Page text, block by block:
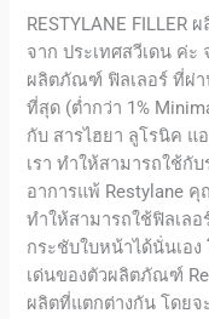
RESTYLANE
จาก ประเทศสวีเดน ค่ะ
ผลิตภัณฑ์ ฟิลเลอร์ ที่ผ่า
ที่สุด (ต่ำกว่า 1%
กับ สารไฮยา ลูโรนิค
เรา ทําให้สามารถใช้กั
อาการแพ้ Restylane
ทําให้สามารถใช้ฟิลเล
กระชับใบหน้าได้นั่นเอ
เด่นของตัวผลิตภัณฑ์
ผลิตที่แตกต่างกัน โดยจ
NASHA
VS
OBT